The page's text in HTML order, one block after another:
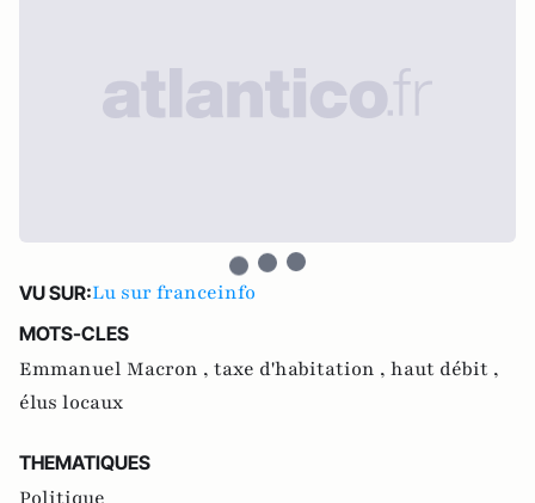
VU SUR:Lu sur franceinfo
MOTS-CLES
Emmanuel Macron , taxe d'habitation , haut débit ,
élus locaux
THEMATIQUES